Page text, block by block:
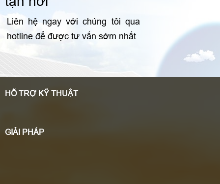
Liên hệ ngay với chúng tôi qua
hotline để được tư vấn sớm nhất
HỖ TRỢ KỸ THUẬT
GIẢI PHÁP